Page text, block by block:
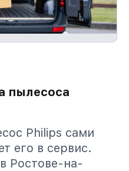
пылесоса
Philips сами
его в сервис.
Ростове-на-